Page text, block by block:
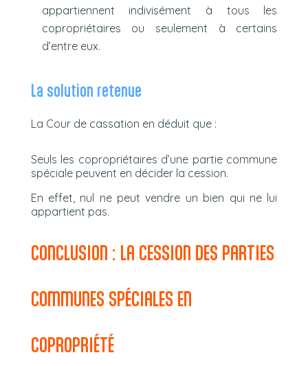
appartiennent indivisément à tous les
copropriétaires ou seulement à certains
d’entre eux.
La solution retenue
La Cour de cassation en déduit que :
Seuls les copropriétaires d’une partie commune
spéciale peuvent en décider la cession.
En effet, nul ne peut vendre un bien qui ne lui
appartient pas.
CONCLUSION : LA CESSION DES PARTIES
COMMUNES SPÉCIALES EN
COPROPRIÉTÉ